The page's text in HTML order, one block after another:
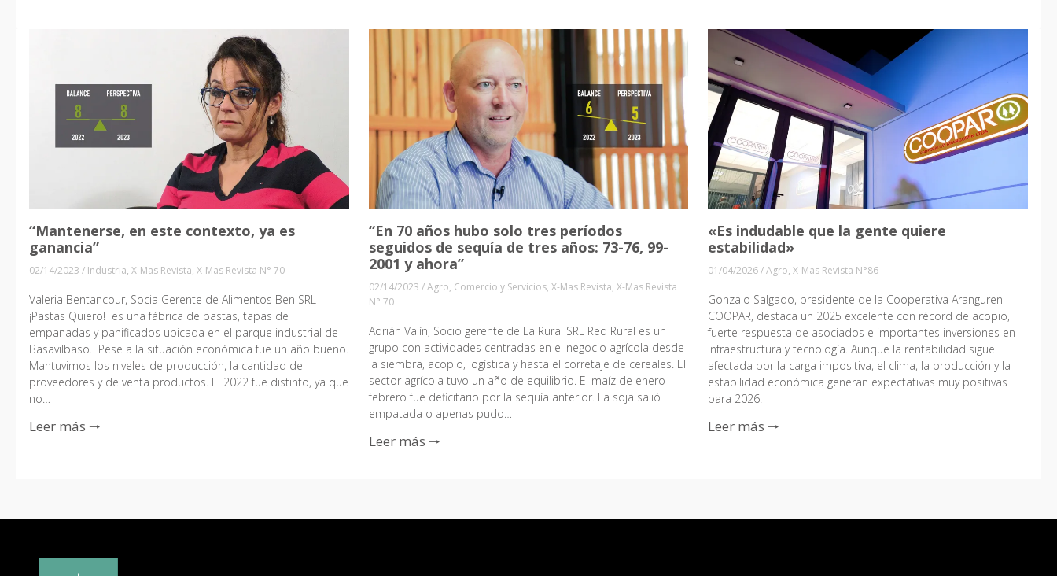
“Mantenerse, en este contexto, ya es
ganancia”
02/14/2023 / Industria, X-Mas Revista, X-Mas Revista N° 70
Valeria Bentancour, Socia Gerente de Alimentos Ben SRL
¡Pastas Quiero! es una fábrica de pastas, tapas de
empanadas y panificados ubicada en el parque industrial de
Basavilbaso. Pese a la situación económica fue un año bueno.
Mantuvimos los niveles de producción, la cantidad de
proveedores y de venta productos. El 2022 fue distinto, ya que
no…
Leer más 🠒
“En 70 años hubo solo tres períodos
seguidos de sequía de tres años: 73-76, 99-
2001 y ahora”
02/14/2023 /Agro, Comercio y Servicios, X-Mas Revista, X-Mas Revista
N° 70
Adrián Valín, Socio gerente de La Rural SRL Red Rural es un
grupo con actividades centradas en el negocio agrícola desde
la siembra, acopio, logística y hasta el corretaje de cereales. El
sector agrícola tuvo un año de equilibrio. El maíz de enero-
febrero fue deficitario por la sequía anterior. La soja salió
empatada o apenas pudo…
Leer más 🠒
«Es indudable que la gente quiere
estabilidad»
01/04/2026/Agro,X-Mas Revista N°86
Gonzalo Salgado, presidente de la Cooperativa Aranguren
COOPAR, destaca un 2025 excelente con récord de acopio,
fuerte respuesta de asociados e importantes inversiones en
infraestructura y tecnología. Aunque la rentabilidad sigue
afectada por la carga impositiva, el clima, la producción y la
estabilidad económica generan expectativas muy positivas
para 2026.
Leer más 🠒